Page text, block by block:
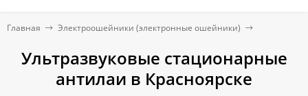
Главная Электроошейники (электронные ошейники)
Ультразвуковые стационарные
антилаи в Красноярске